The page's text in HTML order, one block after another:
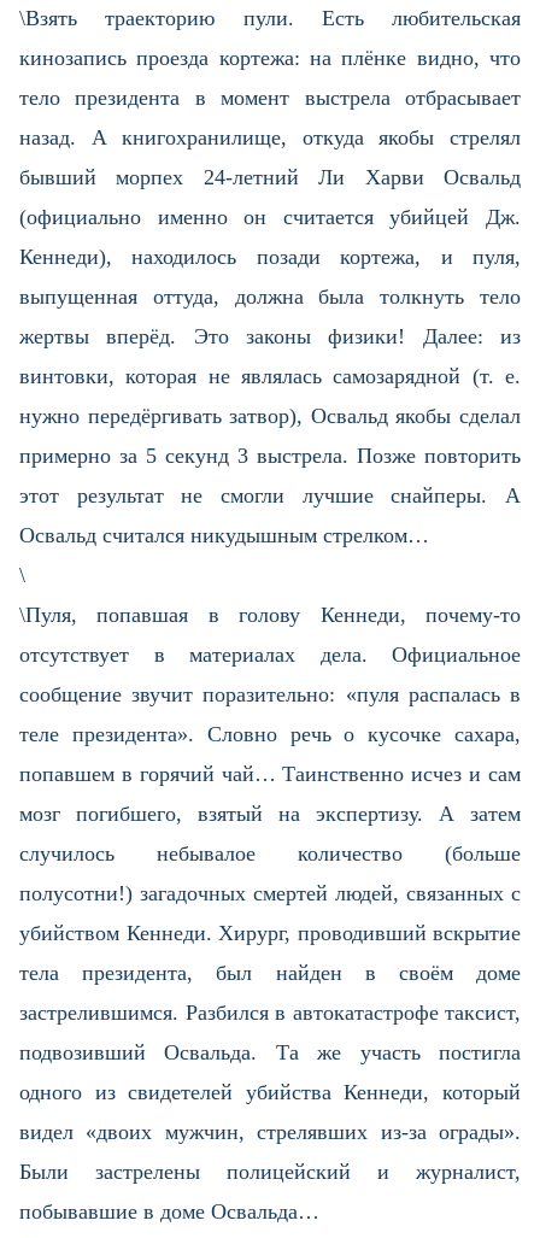
\Взять траекторию пули. Есть любительская
кинозапись проезда кортежа: на плёнке видно, что
тело президента в момент выстрела отбрасывает
назад. А книгохранилище, откуда якобы стрелял
бывший морпех 24-летний Ли Харви Освальд
(официально именно он считается убийцей Дж.
Кеннеди), находилось позади кортежа, и пуля,
выпущенная оттуда, должна была толкнуть тело
жертвы вперёд. Это законы физики! Далее: из
винтовки, которая не являлась самозарядной (т. е.
нужно передёргивать затвор), Освальд якобы сделал
примерно за 5 секунд 3 выстрела. Позже повторить
этот результат не смогли лучшие снайперы. А
Освальд считался никудышным стрелком…
\
\Пуля, попавшая в голову Кеннеди, почему-то
отсутствует в материалах дела. Официальное
сообщение звучит поразительно: «пуля распалась в
теле президента». Словно речь о кусочке сахара,
попавшем в горячий чай… Таинственно исчез и сам
мозг погибшего, взятый на экспертизу. А затем
случилось небывалое количество (больше
полусотни!) загадочных смертей людей, связанных с
убийством Кеннеди. Хирург, проводивший вскрытие
тела президента, был найден в своём доме
застрелившимся. Разбился в автокатастрофе таксист,
подвозивший Освальда. Та же участь постигла
одного из свидетелей убийства Кеннеди, который
видел «двоих мужчин, стрелявших из-за ограды».
Были застрелены полицейский и журналист,
побывавшие в доме Освальда…